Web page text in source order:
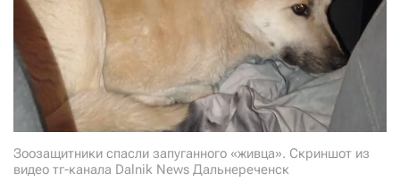
Зоозащитники спасли запуганного «живца». Скриншот из
видео тг-канала Dalnik News Дальнереченск